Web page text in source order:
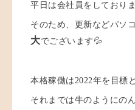
平日は会社員をしておりま
そのため、更新などパソ
大でございます💦
本格稼働は2022年を目標
それまでは牛のようにの